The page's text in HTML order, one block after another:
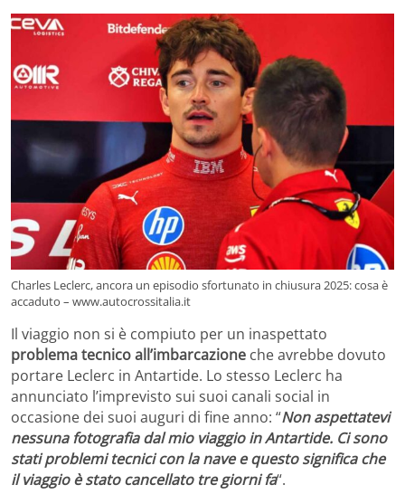
Charles Leclerc, ancora un episodio sfortunato in chiusura 2025: cosa è
accaduto – www.autocrossitalia.it
Il viaggio non si è compiuto per un inaspettato
problema tecnico all’imbarcazione che avrebbe dovuto
portare Leclerc in Antartide. Lo stesso Leclerc ha
annunciato l’imprevisto sui suoi canali social in
occasione dei suoi auguri di fine anno: “Non aspettatevi
nessuna fotografia dal mio viaggio in Antartide. Ci sono
stati problemi tecnici con la nave e questo significa che
il viaggio è stato cancellato tre giorni fa“.